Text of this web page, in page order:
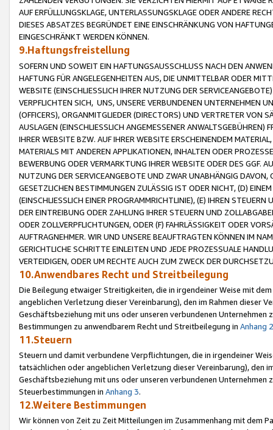
AUF ERFÜLLUNGSKLAGE, UNTERLASSUNGSKLAGE ODER ANDERE
DIESES ABSATZES BEGRÜNDET EINE EINSCHRÄNKUNG VON
EINGESCHRÄNKT WERDEN KÖNNEN.
9.Haftungsfreistellung
SOFERN UND SOWEIT EIN HAFTUNGSAUSSCHLUSS NACH DEN
HAFTUNG FÜR ANGELEGENHEITEN AUS, DIE UNMITTELBAR ODER
WEBSITE (EINSCHLIESSLICH IHRER NUTZUNG DER
VERPFLICHTEN SICH, UNS, UNSERE VERBUNDENEN UNTERNEHMEN
(OFFICERS), ORGANMITGLIEDER (DIRECTORS) UND VERTRETER VON
AUSLAGEN (EINSCHLIESSLICH ANGEMESSENER
IHRER WEBSITE BZW. AUF IHRER WEBSITE ERSCHEINENDEM
MATERIALS MIT ANDEREN APPLIKATIONEN, INHALTEN ODER
BEWERBUNG ODER VERMARKTUNG IHRER WEBSITE ODER DES GGF.
NUTZUNG DER SERVICEANGEBOTE UND ZWAR UNABHÄNGIG
GESETZLICHEN BESTIMMUNGEN ZULÄSSIG IST ODER NICHT, (D)
(EINSCHLIESSLICH EINER PROGRAMMRICHTLINIE), (E) IHREN
DER EINTREIBUNG ODER ZAHLUNG IHRER STEUERN UND
ODER ZOLLVERPFLICHTUNGEN, ODER (F) FAHRLÄSSIGKEIT ODER
AUFTRAGNEHMER. WIR UND UNSERE BEAUFTRAGTEN KÖNNEN IM
GERICHTLICHE SCHRITTE EINLEITEN UND JEDE PROZESSUALE
VERTEIDIGEN, ODER UM RECHTE AUCH ZUM ZWECK DER
10.Anwendbares Recht und Streitbeilegung
Die Beilegung etwaiger Streitigkeiten, die in irgendeiner Weise mit
angeblichen Verletzung dieser Vereinbarung), den im Rahmen dieser
Geschäftsbeziehung mit uns oder unseren verbundenen
Bestimmungen zu anwendbarem Recht und Streitbeilegung in Anhang 2
11.Steuern
Steuern und damit verbundene Verpflichtungen, die in irgendeiner
tatsächlichen oder angeblichen Verletzung dieser Vereinbarung), den
Geschäftsbeziehung mit uns oder unseren verbundenen
Steuerbestimmungen in Anhang 3.
12.Weitere Bestimmungen
Wir können von Zeit zu Zeit Mitteilungen im Zusammenhang mit dem